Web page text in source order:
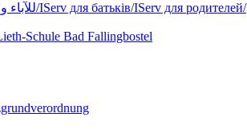
IServ für Eltern/IServ للآباء والأمهات/IServ для батьків/IServ для родителей/
Schule Bad Fallingbostel